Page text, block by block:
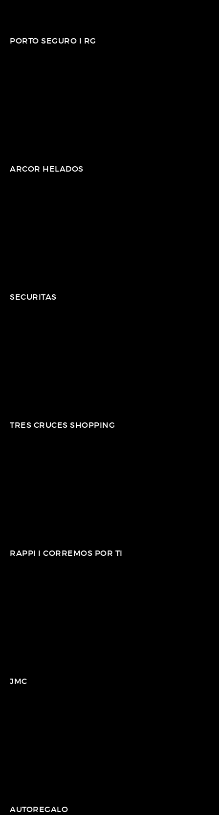
PORTO SEGURO I RG
ARCOR HELADOS
SECURITAS
TRES CRUCES SHOPPING
RAPPI I CORREMOS POR TI
JMC
AUTOREGALO